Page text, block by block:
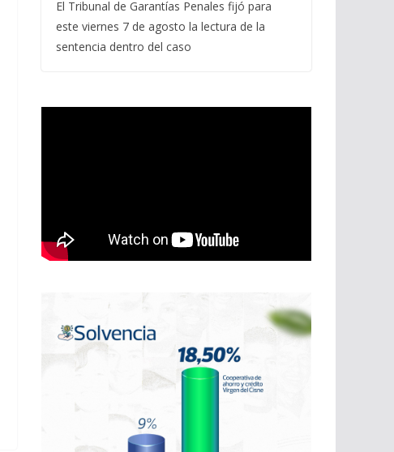
El Tribunal de Garantías Penales fijó para
este viernes 7 de agosto la lectura de la
sentencia dentro del caso